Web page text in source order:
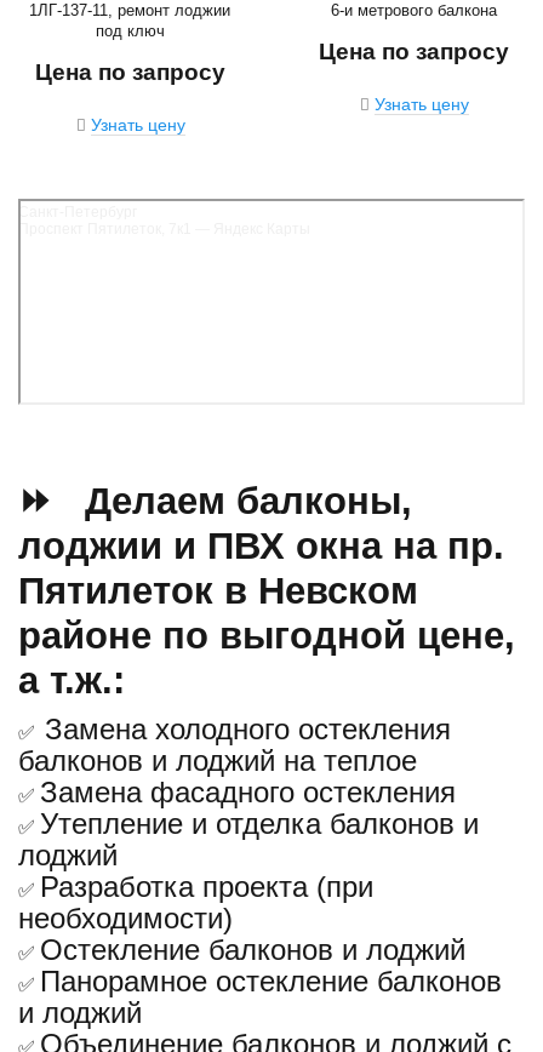
1ЛГ-137-11, ремонт лоджии
под ключ
Цена по запросу
Узнать цену
6-и метрового балкона
Цена по запросу
Узнать цену
⏩ Делаем балконы,
лоджии и ПВХ окна на пр.
Пятилеток в Невском
районе по выгодной цене,
а т.ж.:
✅ Замена холодного остекления
балконов и лоджий на теплое
✅ Замена фасадного остекления
✅ Утепление и отделка балконов и
лоджий
✅ Разработка проекта (при
необходимости)
✅ Остекление балконов и лоджий
✅ Панорамное остекление балконов
и лоджий
✅ Объединение балконов и лоджий с